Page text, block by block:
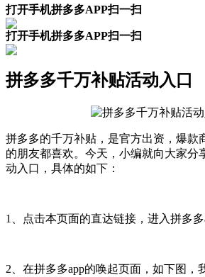
打开手机拼多多APP扫一扫
打开手机拼多多APP扫一扫
拼多多千万补贴活动入口
拼多多的千万补贴，是官方出资，爆款
的朋友都喜欢。今天，小编就向大家分
动入口，具体的如下：
1、点击本页面的直达链接，进入拼多多
2、在拼多多app的唤起页面，如下图，